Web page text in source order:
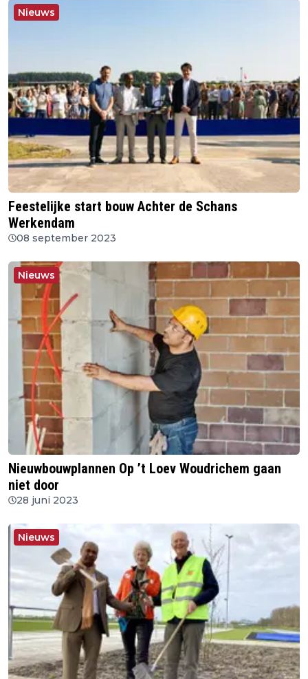
Nieuws
Feestelijke start bouw Achter de Schans
Werkendam
08 september 2023
Nieuws
Nieuwbouwplannen Op ’t Loev Woudrichem gaan
niet door
28 juni 2023
Nieuws